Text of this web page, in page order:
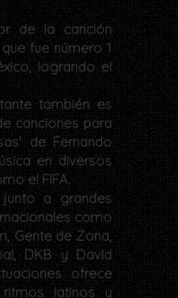
de la canción
fue número 1
logrando el
también es
canciones para
de Fernando
en diversos
el FIFA.
a grandes
como
Gente de Zona,
DKB y David
ofrece
latinos y